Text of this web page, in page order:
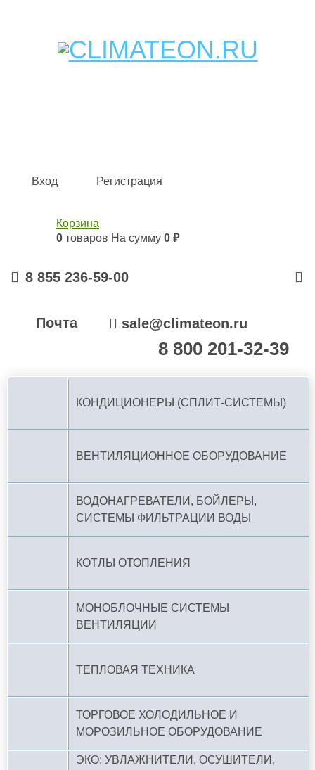
Кондиционеры и сплит-системы, газовые котлы,
Вход Регистрация
Корзина
0 товаров На сумму 0 ₽
8 855 236-59-00
Почта sale@climateon.ru
8 800 201-32-39
КОНДИЦИОНЕРЫ (СПЛИТ-СИСТЕМЫ)
ВЕНТИЛЯЦИОННОЕ ОБОРУДОВАНИЕ
ВОДОНАГРЕВАТЕЛИ, БОЙЛЕРЫ,
СИСТЕМЫ ФИЛЬТРАЦИИ ВОДЫ
КОТЛЫ ОТОПЛЕНИЯ
МОНОБЛОЧНЫЕ СИСТЕМЫ
ВЕНТИЛЯЦИИ
ТЕПЛОВАЯ ТЕХНИКА
ТОРГОВОЕ ХОЛОДИЛЬНОЕ И
МОРОЗИЛЬНОЕ ОБОРУДОВАНИЕ
ЭКО: УВЛАЖНИТЕЛИ, ОСУШИТЕЛИ,